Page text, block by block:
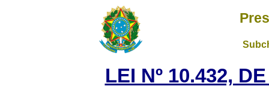
LEI Nº 10.432,